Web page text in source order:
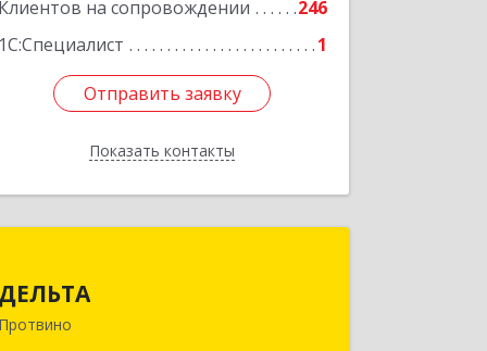
на сопровождении
246
1
Отправить заявку
Показать контакты
Отправить заявку
Назад
142281, Московская обл, Протвино г,